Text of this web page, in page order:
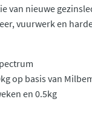
van nieuwe
vuurwerk en
op basis van
en 0.5kg